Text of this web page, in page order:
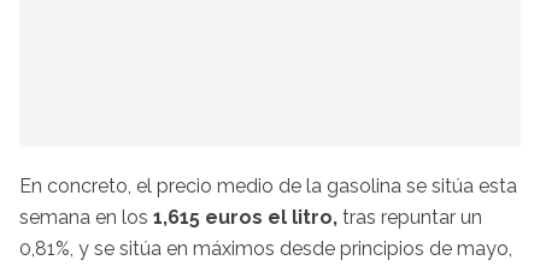
En concreto, el precio medio de la gasolina se sitúa esta
semana en los 1,615 euros el litro, tras repuntar un
0,81%, y se sitúa en máximos desde principios de mayo,